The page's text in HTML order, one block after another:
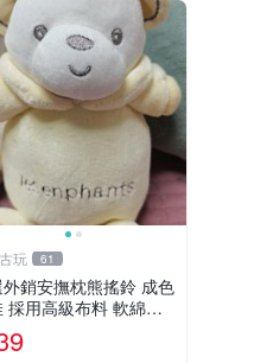
玩 61
外銷安撫枕熊搖鈴 成色
採用高級布料 軟綿適
藏 安心選購 安撫枕 熊
鈴